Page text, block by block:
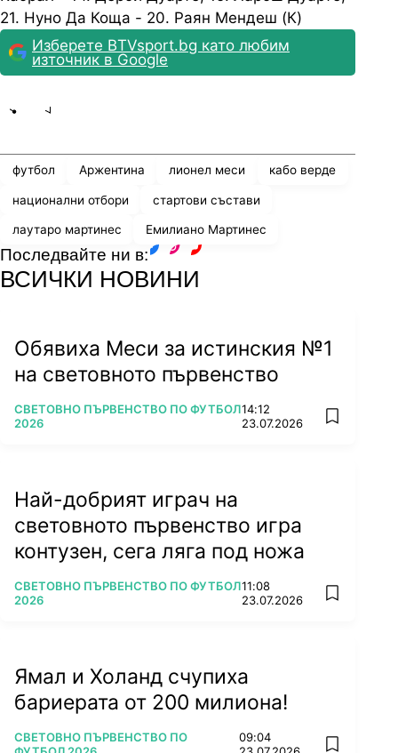
21. Нуно Да Коща - 20. Раян Мендеш (К)
Изберете BTVsport.bg като любим
източник в Google
футбол Аржентина лионел меси кабо верде
национални отбори стартови състави
лаутаро мартинес Емилиано Мартинес
Последвайте ни в:
ВСИЧКИ НОВИНИ
Обявиха Меси за истинския №1
на световното първенство
ПОВЕЧЕ ОТ
СВЕТОВНО ПЪРВЕНСТВО ПО ФУТБОЛ
2026
14:12
23.07.2026
add
Най-добрият играч на
световното първенство игра
контузен, сега ляга под ножа
ПОВЕЧЕ ОТ
СВЕТОВНО ПЪРВЕНСТВО ПО ФУТБОЛ
2026
11:08
23.07.2026
add
Ямал и Холанд счупиха
бариерата от 200 милиона!
ПОВЕЧЕ ОТ
СВЕТОВНО ПЪРВЕНСТВО ПО
09:04
add